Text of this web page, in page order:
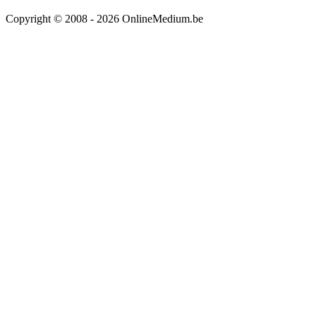
Copyright © 2008 - 2026 OnlineMedium.be